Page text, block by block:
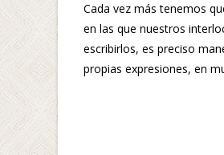
Cada vez más tenemos
en las que nuestros
escribirlos, es preciso
propias expresiones, en